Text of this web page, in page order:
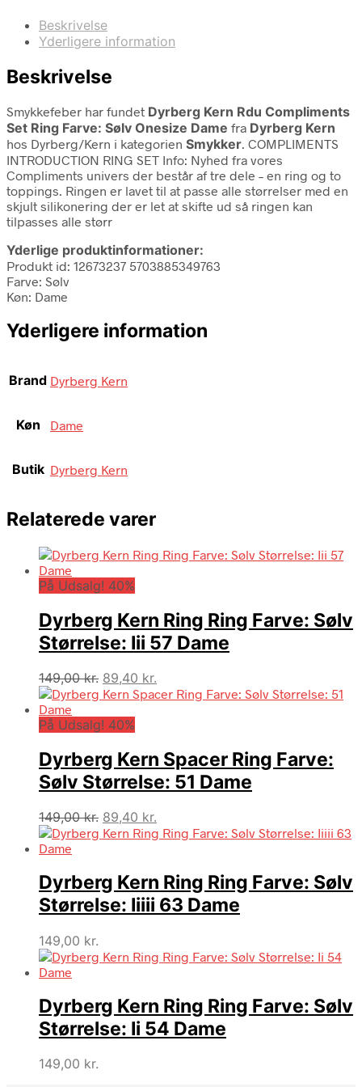
Beskrivelse
Yderligere information
Beskrivelse
Smykkefeber har fundet Dyrberg Kern Rdu Compliments
Set Ring Farve: Sølv Onesize Dame fra Dyrberg Kern
hos Dyrberg/Kern i kategorien Smykker. COMPLIMENTS
INTRODUCTION RING SET Info: Nyhed fra vores
Compliments univers der består af tre dele – en ring og to
toppings. Ringen er lavet til at passe alle størrelser med en
skjult silikonering der er let at skifte ud så ringen kan
tilpasses alle størr
Yderlige produktinformationer:
Produkt id: 12673237 5703885349763
Farve: Sølv
Køn: Dame
Yderligere information
Brand Dyrberg Kern
Køn Dame
Butik Dyrberg Kern
Relaterede varer
På Udsalg! 40%
Dyrberg Kern Ring Ring Farve: Sølv
Størrelse: Iii 57 Dame
149,00kr. Den
oprindelige
var:
89,40 kr.
aktuelle
På Udsalg! 40%
Dyrberg Kern Spacer Ring Farve:
Sølv Størrelse: 51 Dame
149,00kr. Den
oprindelige
149,00 kr..
89,40 kr.
aktuelle
89,40 kr..
Dyrberg Kern Ring Ring Farve: Sølv
Størrelse: Iiiii 63 Dame
149,00 kr.
Dyrberg Kern Ring Ring Farve: Sølv
Størrelse: Ii 54 Dame
149,00 kr.